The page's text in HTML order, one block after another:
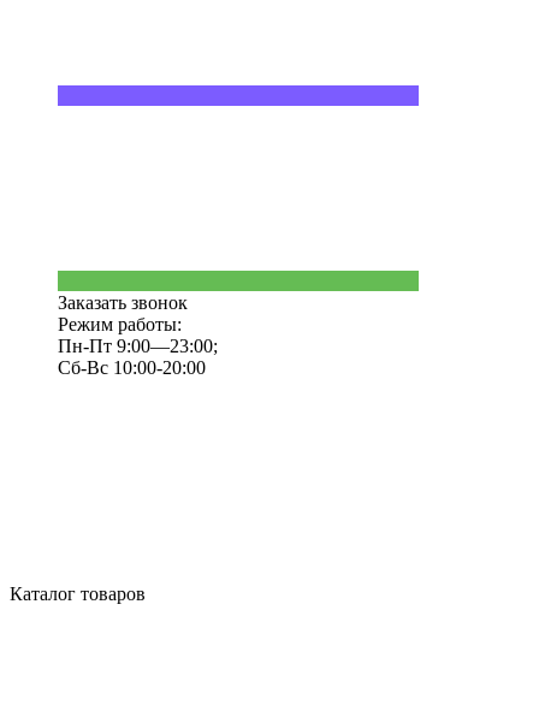
Заказать звонок
Режим работы:
Пн-Пт 9:00—23:00;
Сб-Вс 10:00-20:00
Каталог товаров